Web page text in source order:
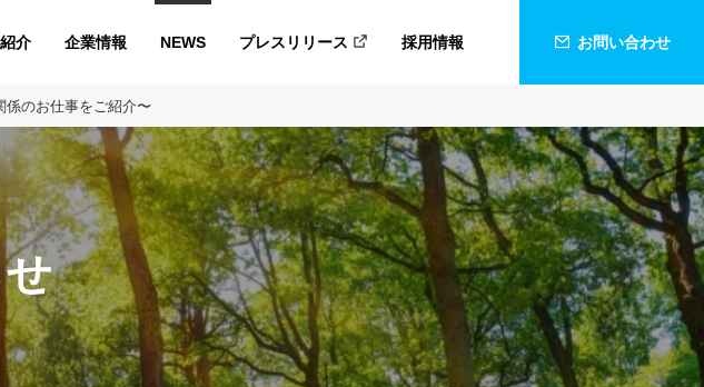
介 企業情報 NEWS プレスリリース 採用情報 お問い合わせ
係のお仕事をご紹介〜